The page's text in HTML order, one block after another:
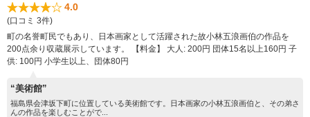
4.0
(口コミ 3件)
町の名誉町民でもあり、日本画家として活躍された故小林五浪画伯の作品を
200点余り収蔵展示しています。 【料金】 大人: 200円 団体15名以上160円 子
供: 100円 小学生以上、団体80円
“美術館”
福島県会津坂下町に位置している美術館です。日本画家の小林五浪画伯と、その弟さ
んの作品を楽しむことがで...